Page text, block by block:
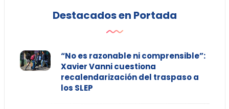
Destacados en Portada
“No es razonable ni comprensible”:
Xavier Vanni cuestiona
recalendarización del traspaso a
los SLEP